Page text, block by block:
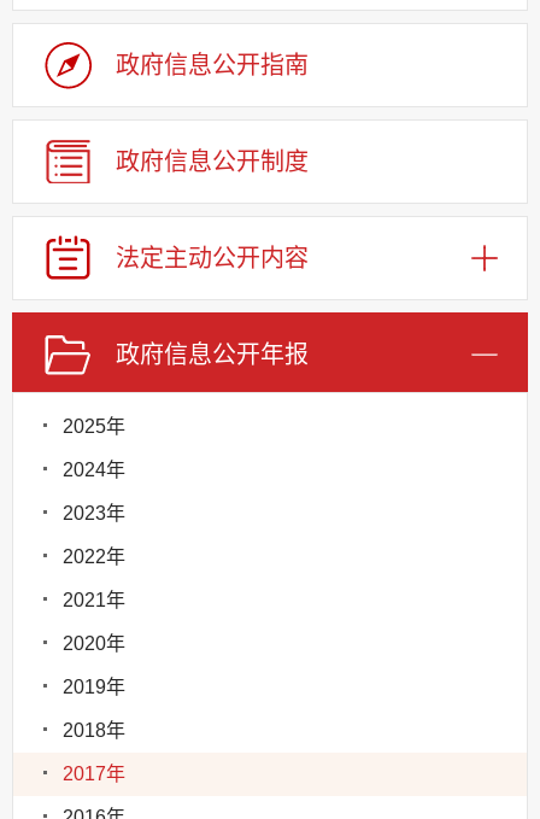
政府信息公开指南
政府信息公开制度
法定主动公开内容
政府信息公开年报
2025年
2024年
2023年
2022年
2021年
2020年
2019年
2018年
2017年